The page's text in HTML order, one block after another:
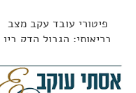
פיטורי עובד עקב מצב
בריאותי: הגבול הדק בין